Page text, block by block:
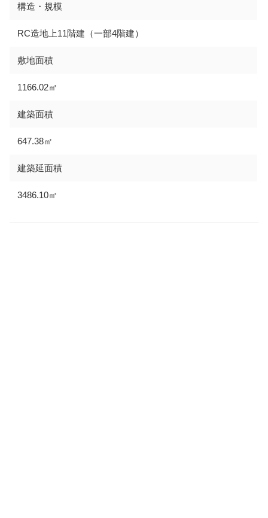
構造・規模
RC造地上11階建（一部4階建）
敷地面積
1166.02㎡
建築面積
647.38㎡
建築延面積
3486.10㎡